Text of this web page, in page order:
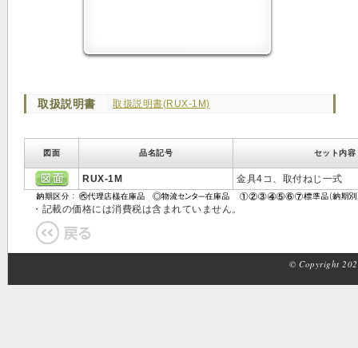
取扱説明書 取扱説明書(RUX-1M)
図面 品名記号 セット内容
RUX-1M 金具4コ、取付ねじ一式
・記載の価格には消費税は含まれていません。
© Copyright